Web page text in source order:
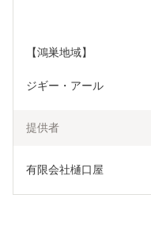
【鴻巣地域】
ジギー・アール
提供者
有限会社樋口屋